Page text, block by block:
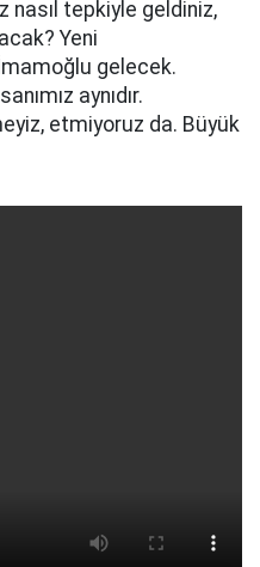
nasıl tepkiyle geldiniz,
Yeni
gelecek.
aynıdır.
etmiyoruz da. Büyük